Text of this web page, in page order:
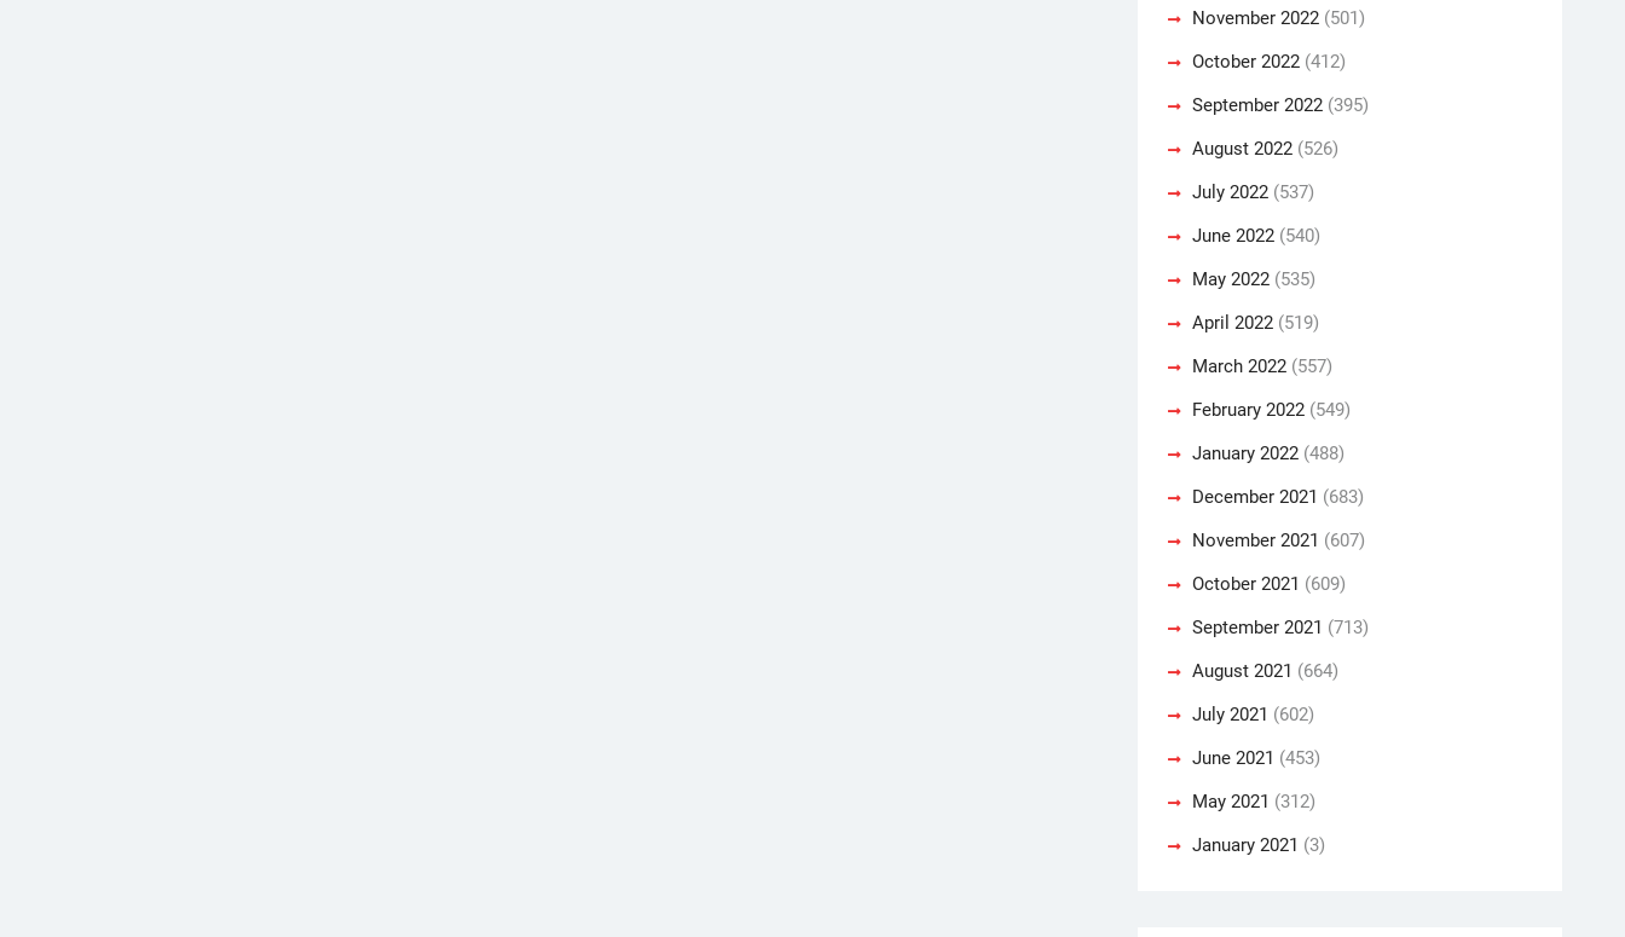
November 2022 (501)
October 2022 (412)
September 2022 (395)
August 2022 (526)
July 2022 (537)
June 2022 (540)
May 2022 (535)
April 2022 (519)
March 2022 (557)
February 2022 (549)
January 2022 (488)
December 2021 (683)
November 2021 (607)
October 2021 (609)
September 2021 (713)
August 2021 (664)
July 2021 (602)
June 2021 (453)
May 2021 (312)
January 2021 (3)